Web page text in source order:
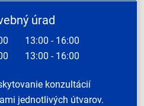
úrad
13:00 - 16:00
13:00 - 16:00
konzultácií
jednotlivých útvarov.